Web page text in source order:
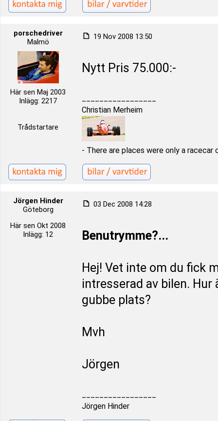
porschedriver
Malmö
Här sen Maj 2003
Inlägg: 2217
Trådstartare
19 Nov 2008 13:50
Nytt Pris 75.000:-
Christian Merheim
- There are places were only a racecar
Jörgen Hinder
Göteborg
Här sen Okt 2008
Inlägg: 12
03 Dec 2008 14:28
Benutrymme?...
Hej! Vet inte om du fick
intresserad av bilen.
gubbe plats?
Mvh
Jörgen
Jörgen Hinder